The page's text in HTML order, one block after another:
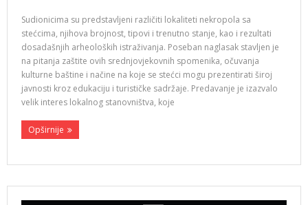
Sudionicima su predstavljeni različiti lokaliteti nekropola sa
stećcima, njihova brojnost, tipovi i trenutno stanje, kao i rezultati
dosadašnjih arheoloških istraživanja. Poseban naglasak stavljen je
na pitanja zaštite ovih srednjovjekovnih spomenika, očuvanja
kulturne baštine i načine na koje se stećci mogu prezentirati široj
javnosti kroz edukaciju i turističke sadržaje. Predavanje je izazvalo
velik interes lokalnog stanovništva, koje
Opširnije